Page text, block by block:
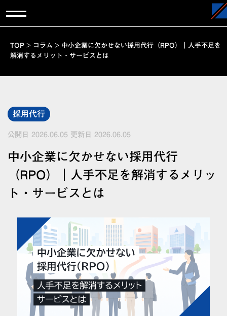
TOP > コラム > 中小企業に欠かせない採用代行（RPO）｜人手不足を
解消するメリット・サービスとは
採用代行
公開日 2026.06.05 更新日 2026.06.05
中小企業に欠かせない採用代行
（RPO）｜人手不足を解消するメリッ
ト・サービスとは